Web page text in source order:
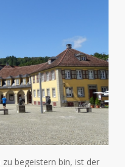
begeistern bin, ist der